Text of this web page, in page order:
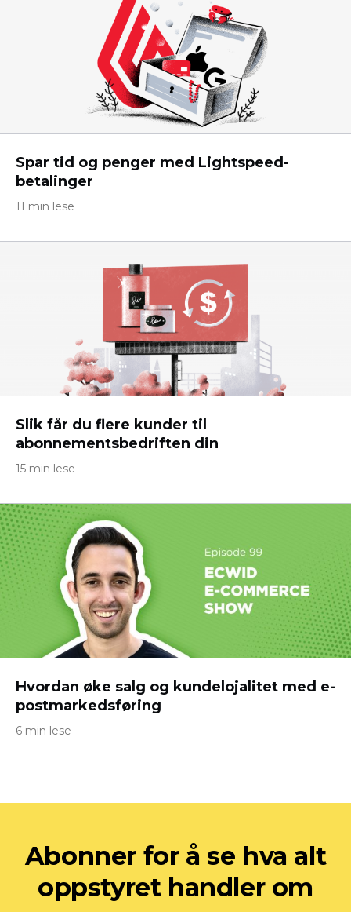
Spar tid og penger med Lightspeed-
betalinger
11 min lese
Slik får du flere kunder til
abonnementsbedriften din
15 min lese
Hvordan øke salg og kundelojalitet med e-
postmarkedsføring
6 min lese
Abonner for å se hva alt
oppstyret handler om